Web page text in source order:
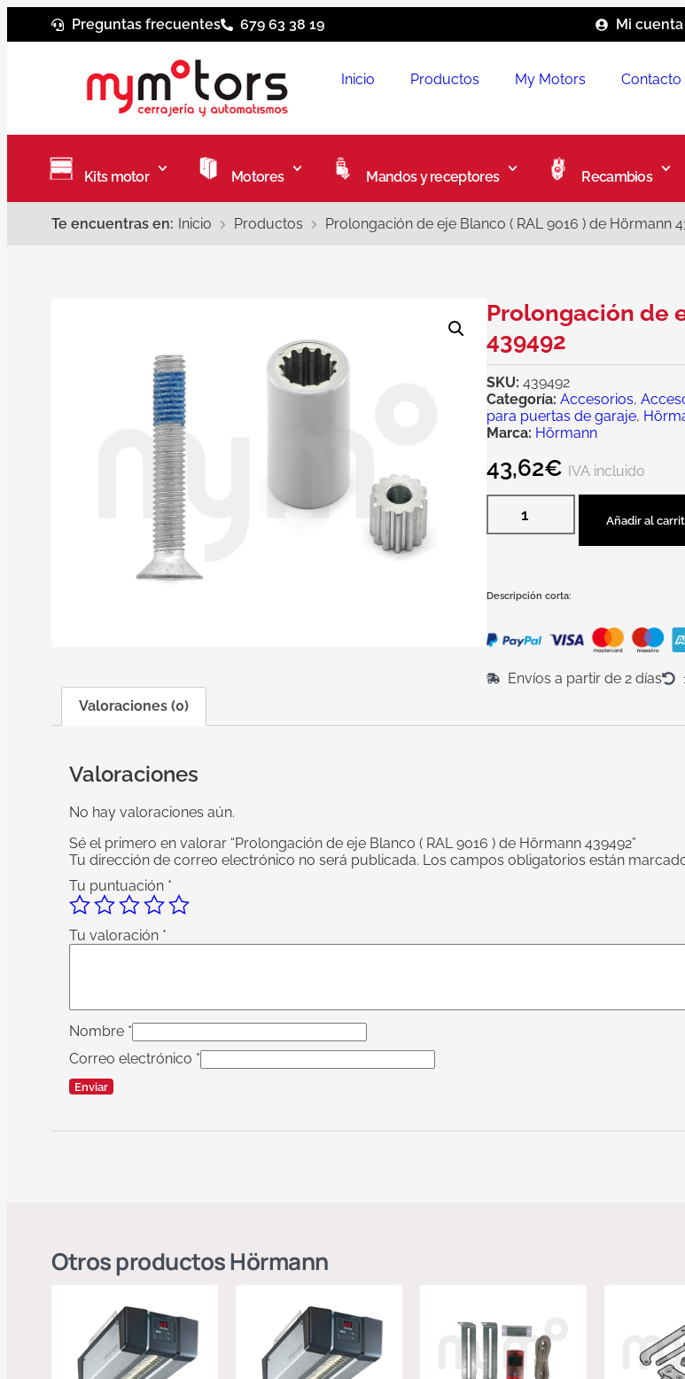
Preguntas frecuentes 679 63 38 19 Mi cuenta
Inicio Productos My Motors Contacto
Kits motor Motores Mandos y receptores Recambios
Te encuentras en: Inicio Productos Prolongación de eje Blanco ( RAL 9016 ) de Hörmann
Prolongación de
439492
SKU:439492
Categoría:Accesorios,
para puertas de garaje,
Marca: Hörmann
43,62€ IVA incluido
Añadir al
Descripción corta:
Envíos a partir de 2 días
Valoraciones (0)
Valoraciones
No hay valoraciones aún.
Sé el primero en valorar “Prolongación de eje Blanco ( RAL 9016 ) de Hörmann 439492”
Tu dirección de correo electrónico no será publicada. Los campos obligatorios están
Tu puntuación *
Tu valoración *
Nombre *
Correo electrónico *
Otros productosHörmann